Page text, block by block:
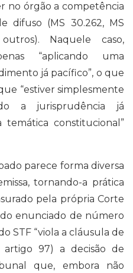
no órgão a competência
difuso (MS 30.262, MS
Naquele caso,
“aplicando uma
já pacífico”, o que
“estiver simplesmente
a jurisprudência já
constitucional”
parece forma diversa
tornando-a prática
pela própria Corte
enunciado de número
STF “viola a cláusula de
artigo 97) a decisão de
que, embora não